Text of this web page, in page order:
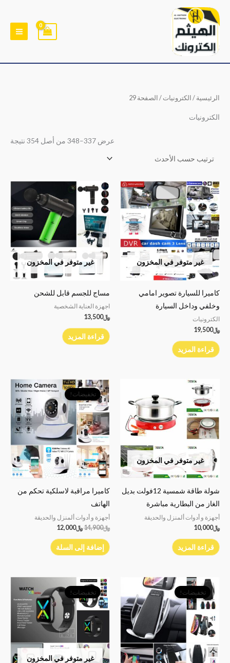
تخطي
المحتوى
الرئيسية / الكترونيات / الصفحة 29
الكترونيات
عرض 337–348 من أصل 354 نتيجة
غير متوفر في المخزون
كاميرا للسيارة تصوير امامي
وخلفي وداخل السيارة
الكترونيات
﷼19,500
قراءة المزيد
غير متوفر في المخزون
مساج للجسم قابل للشحن
اجهزة العناية الشخصية
﷼13,500
قراءة المزيد
غير متوفر في المخزون
شولة طاقة شمسية 12فولت بديل
الغاز من البطارية مباشرة
أجهزة و أدوات ألمنزل والحديقة
﷼10,000
قراءة المزيد
تخفيضات!
كاميرا مراقبة لاسلكية تحكم من
الهاتف
أجهزة و أدوات ألمنزل والحديقة
﷼14,900
السعر
الأصلي
هو:
﷼14,900.
﷼12,000
الحالي
هو:
﷼12,000.
إضافة إلى السلة
تخفيضات!
السعر
الأصلي
هو:
﷼9,000.
السعر
الحالي
هو:
﷼5,500.
غير متوفر في المخزون
تخفيضات!
السعر
الأصلي
هو:
﷼19,000.
الحالي
هو:
﷼12,500.